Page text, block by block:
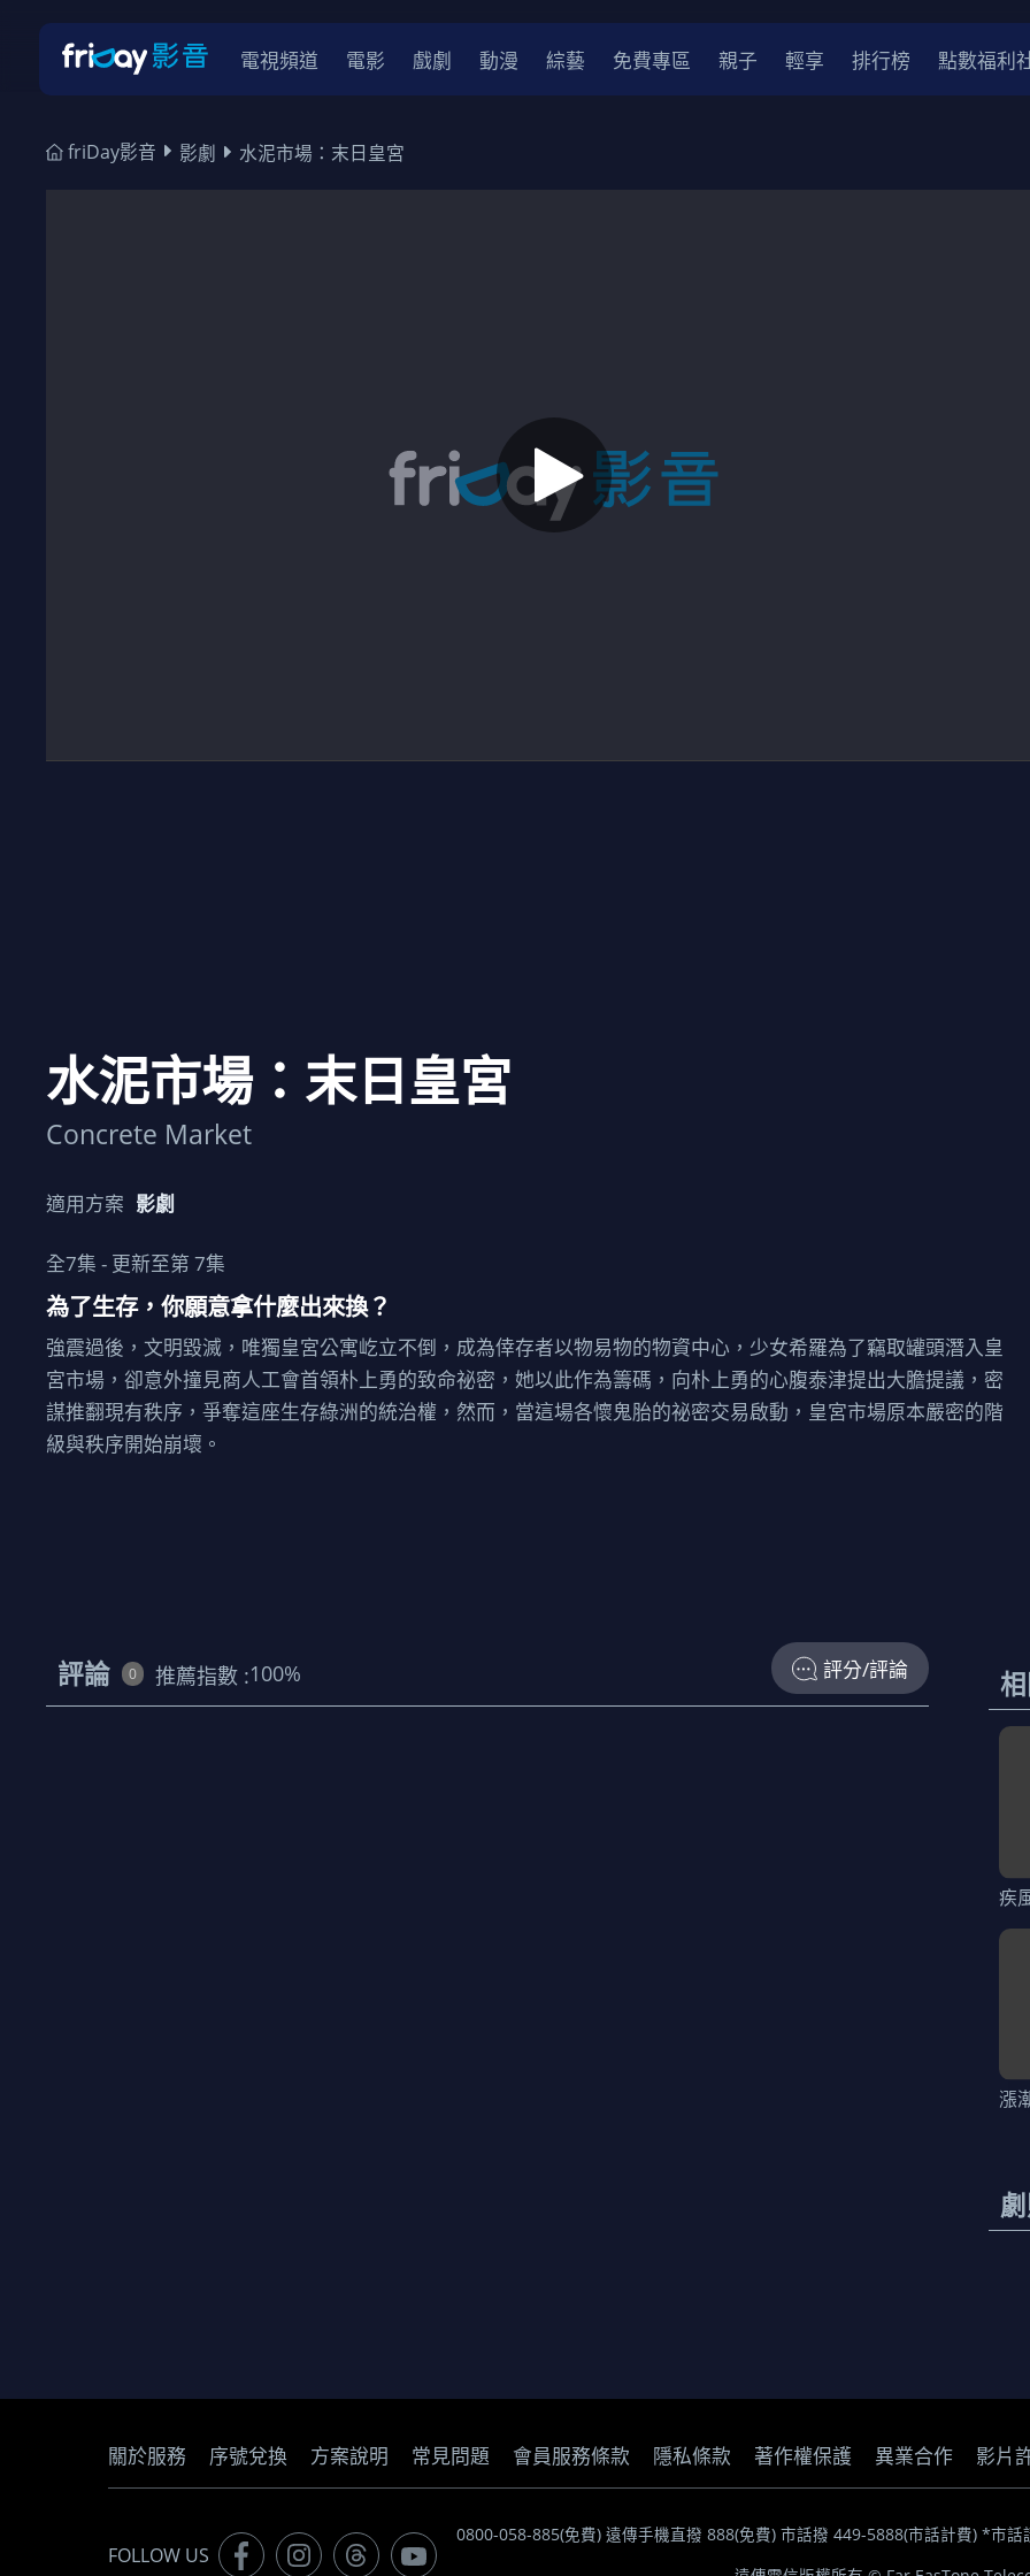
電視頻道 電影 戲劇 動漫 綜藝 免費專區 親子 輕享 排行榜 點數福利
friDay影音 影劇 水泥市場：末日皇宮
水泥市場：末日皇宮
Concrete Market
適用方案 影劇
全7集 - 更新至第7集
為了生存，你願意拿什麼出來換？
評論 0 推薦指數 :100% 評分/評論
強震過後，文明毀滅，唯獨皇宮公寓屹立不倒，成為倖存者以物易物的物資中心，少女希羅為了竊取罐頭潛入皇
宮市場，卻意外撞見商人工會首領朴上勇的致命祕密，她以此作為籌碼，向朴上勇的心腹泰津提出大膽提議，密
謀推翻現有秩序，爭奪這座生存綠洲的統治權，然而，當這場各懷鬼胎的祕密交易啟動，皇宮市場原本嚴密的階
級與秩序開始崩壞。
疾
漲
FOLLOW US
0800-058-885(免費) 遠傳手機直撥 888(免費) 市話撥 449-5888(市話計費) *市
關於服務 序號兌換 方案說明 常見問題 會員服務條款 隱私條款 著作權保護 異業合作 影片